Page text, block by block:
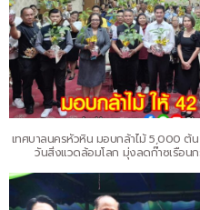
เทศบาลนครหัวหิน มอบกล้าไม้ 5,000 ต้
วันสิ่งแวดล้อมโลก มุ่งลดก๊าซเรือน